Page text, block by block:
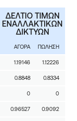
ΔΕΛΤΙΟ ΤΙΜΩΝ
ΕΝΑΛΛΑΚΤΙΚΩΝ
ΔΙΚΤΥΩΝ
ΑΓΟΡΑ ΠΩΛΗΣΗ
1.19146 1.12226
0.8848 0.8334
0 0
0.96527 0.9092